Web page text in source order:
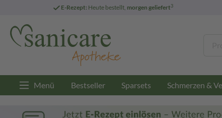
E-Rezept: Heute bestellt, morgen geliefert3
Menü Bestseller Sparsets Schmerzen &